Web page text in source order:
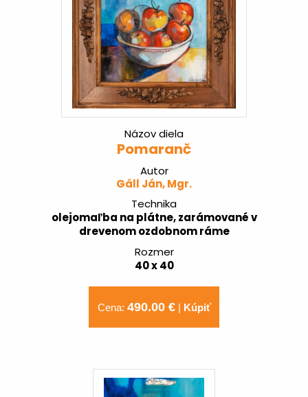
Názov diela
Pomaranč
Autor
Gáll Ján, Mgr.
Technika
olejomaľba na plátne, zarámované v
drevenom ozdobnom ráme
Rozmer
40 x 40
Cena: 490.00 €| Kúpiť